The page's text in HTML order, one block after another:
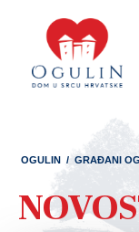
OGULIN / GRAĐANI